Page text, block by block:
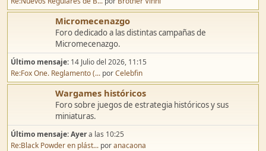
Último mensaje:05 Agosto del 2026, 08:36
Re:Nuevos Regulares de B...porBrother Vinni
Micromecenazgo
Foro dedicado a las distintas campañas de
Micromecenazgo.
Último mensaje:14 Julio del 2026, 11:15
Re:Fox One. Reglamento (...porCelebfin
Wargames históricos
Foro sobre juegos de estrategia históricos y sus
miniaturas.